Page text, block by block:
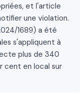
et l'article
une violation.
1689) a été
s'appliquent à
plus de 340
cent en local sur